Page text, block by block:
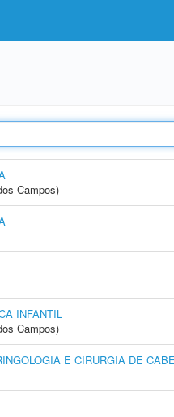
Campos)
INFANTIL
Campos)
E CIRURGIA DE